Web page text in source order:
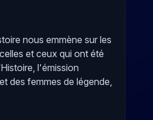
nous emmène sur les
et ceux qui ont été
l'émission
des femmes de légende,